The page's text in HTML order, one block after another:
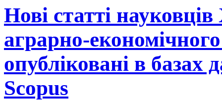
Нові статті
аграрно-економічного
опубліковані в базах
Scopus